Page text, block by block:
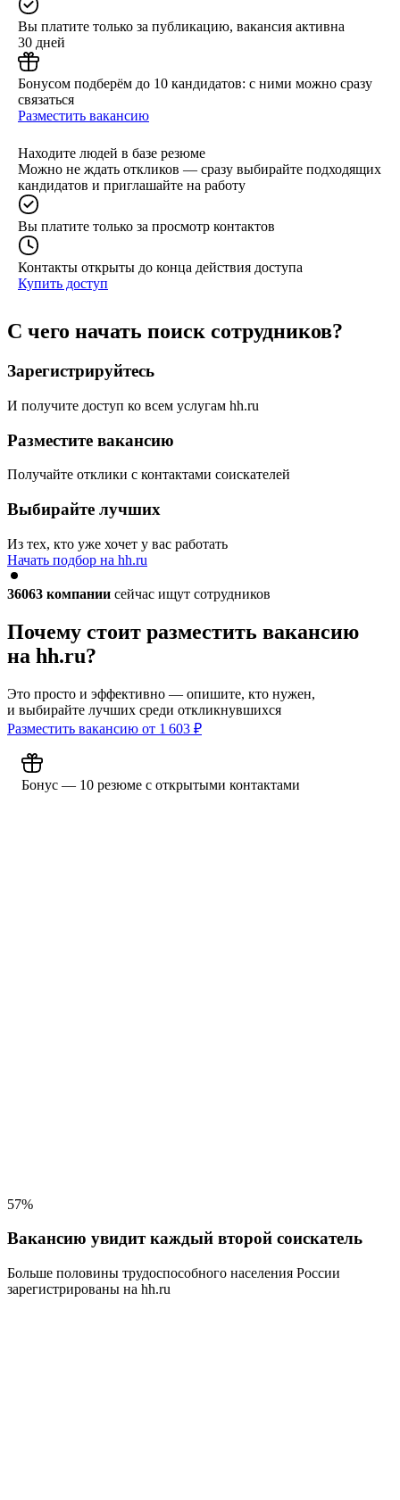
Вы платите только за публикацию, вакансия активна
30 дней
Бонусом подберём до 10 кандидатов: с ними можно сразу
связаться
Разместить вакансию
Находите людей в базе резюме
Можно не ждать откликов — сразу выбирайте подходящих
кандидатов и приглашайте на работу
Вы платите только за просмотр контактов
Контакты открыты до конца действия доступа
Купить доступ
С чего начать поиск сотрудников?
Зарегистрируйтесь
И получите доступ ко всем услугам hh.ru
Разместите вакансию
Получайте отклики с контактами соискателей
Выбирайте лучших
Из тех, кто уже хочет у вас работать
Начать подбор на hh.ru
36063 компании сейчас ищут сотрудников
Почему стоит разместить вакансию
на hh.ru?
Это просто и эффективно — опишите, кто нужен,
и выбирайте лучших среди откликнувшихся
Разместить вакансию от 1 603 ₽
Бонус — 10 резюме с открытыми контактами
57%
Вакансию увидит каждый второй соискатель
Больше половины трудоспособного населения России
зарегистрированы на hh.ru